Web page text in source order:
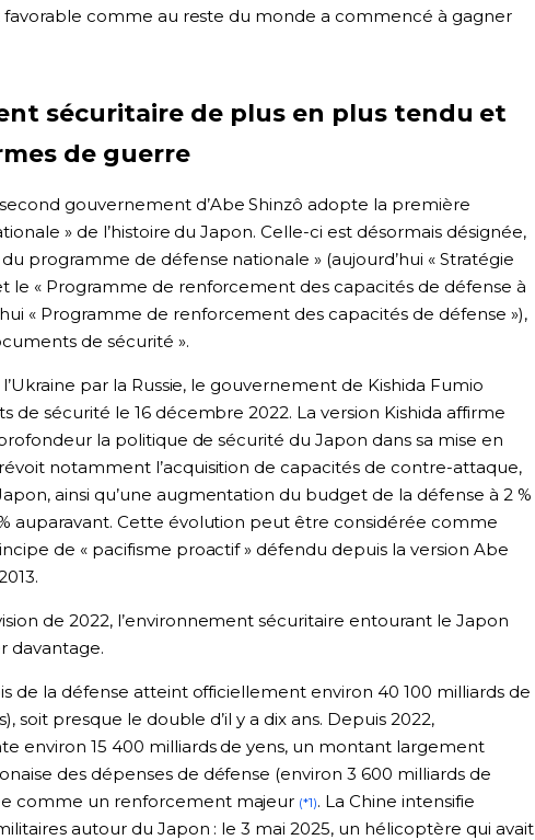
favorable comme au reste du monde a commencé à gagner
sécuritaire de plus en plus tendu et
de guerre
gouvernement d’Abe Shinzô adopte la première
» de l’histoire du Japon. Celle-ci est désormais désignée,
programme de défense nationale » (aujourd’hui « Stratégie
le « Programme de renforcement des capacités de défense à
« Programme de renforcement des capacités de défense »),
de sécurité ».
par la Russie, le gouvernement de Kishida Fumio
de sécurité le 16 décembre 2022. La version Kishida affirme
la politique de sécurité du Japon dans sa mise en
notamment l’acquisition de capacités de contre-attaque,
ainsi qu’une augmentation du budget de la défense à 2 %
auparavant. Cette évolution peut être considérée comme
de « pacifisme proactif » défendu depuis la version Abe
de 2022, l’environnement sécuritaire entourant le Japon
davantage.
de la défense atteint officiellement environ 40 100 milliards de
soit presque le double d’il y a dix ans. Depuis 2022,
environ 15 400 milliards de yens, un montant largement
des dépenses de défense (environ 3 600 milliards de
comme un renforcement majeur (*1). La Chine intensifie
autour du Japon : le 3 mai 2025, un hélicoptère qui avait